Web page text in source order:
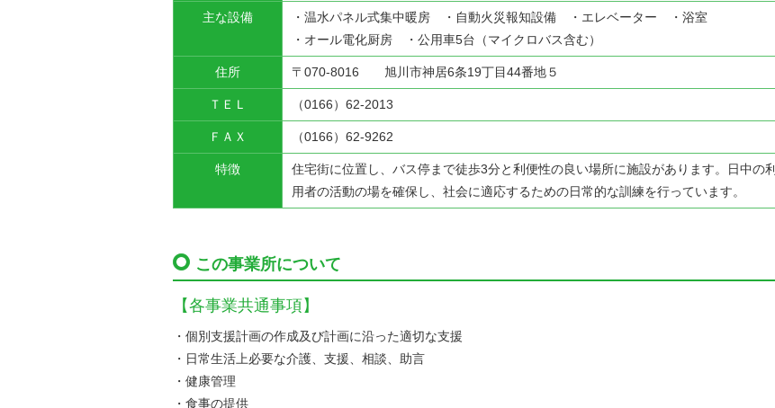
主な設備
・温水パネル式集中暖房 ・自動火災報知設備 ・エレベーター ・浴室
・オール電化厨房 ・公用車5台（マイクロバス含む）
住所 〒070-8016 旭川市神居6条19丁目44番地５
ＴＥＬ （0166）62-2013
ＦＡＸ （0166）62-9262
特徴
住宅街に位置し、バス停まで徒歩3分と利便性の良い場所に施設があります。日中の利
用者の活動の場を確保し、社会に適応するための日常的な訓練を行っています。
この事業所について
【各事業共通事項】
・個別支援計画の作成及び計画に沿った適切な支援
・日常生活上必要な介護、支援、相談、助言
・健康管理
・食事の提供